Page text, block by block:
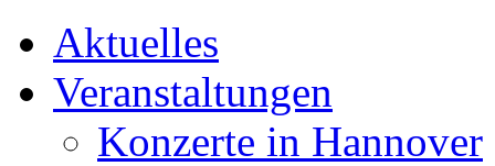
Aktuelles
Veranstaltungen
Konzerte in Hannover